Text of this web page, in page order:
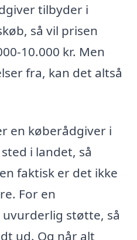
tilbyder i
så vil prisen
10.000 kr. Men
fra, kan det altså
en køberådgiver i
i landet, så
faktisk er det ikke
For en
støtte, så
ud. Og når alt